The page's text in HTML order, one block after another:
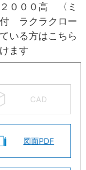
０００高 〈ミ
ラクラクロー
いる方はこちら
ます
CAD
図面PDF